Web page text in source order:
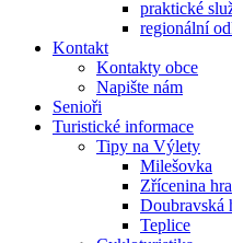
praktické
regionální
Kontakt
Kontakty obce
Napište nám
Senioři
Turistické informace
Tipy na Výlety
Milešovka
Zřícenina
Doubravská
Teplice